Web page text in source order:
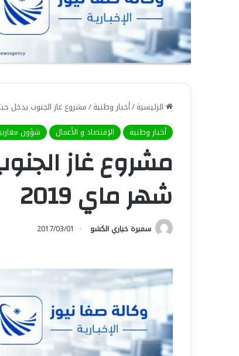
الرئيسية/أخبار وطنية/مشروع غاز الجنوب يدخل
أخبار وطنية
الإقتصاد و الأعمال شؤون
مشروع غاز
شهر ماي 2019
سميرة خياري الكشو 2017/03/01